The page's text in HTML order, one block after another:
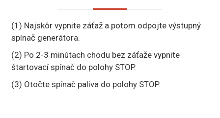
(1) Najskôr vypnite záťaž a potom odpojte výstupný
spínač generátora.
(2) Po 2-3 minútach chodu bez záťaže vypnite
štartovací spínač do polohy STOP.
(3) Otočte spínač paliva do polohy STOP.